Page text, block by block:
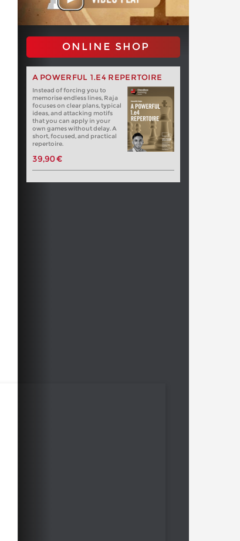
ONLINE SHOP
A POWERFUL 1.E4 REPERTOIRE
Instead of forcing you to
memorise endless lines, Raja
focuses on clear plans, typical
ideas, and attacking motifs
that you can apply in your
own games without delay. A
short, focused, and practical
repertoire.
39,90 €